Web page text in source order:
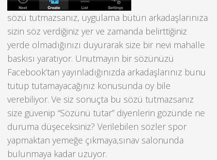
sözü tutmazsanız, uygulama bütün arkadaşlarınıza
sizin söz verdiğiniz yer ve zamanda belirttiğiniz
yerde olmadığınızı duyurarak size bir nevi mahalle
baskısı yaratıyor. Unutmayın bir sözünüzü
Facebook’tan yayınladığınızda arkadaşlarınız bunu
tutup tutamayacağınız konusunda oy bile
verebiliyor. Ve siz sonuçta bu sözü tutmazsanız
size güvenip “Sözünü tutar” diyenlerin gözünde ne
duruma düşeceksiniz? Verilebilen sözler spor
yapmaktan yemeğe çıkmaya,sınav salonunda
bulunmaya kadar uzuyor.